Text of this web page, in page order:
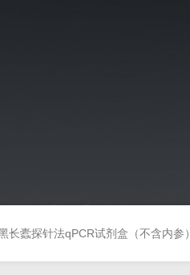
长蠹探针法qPCR试剂盒（不含内参）